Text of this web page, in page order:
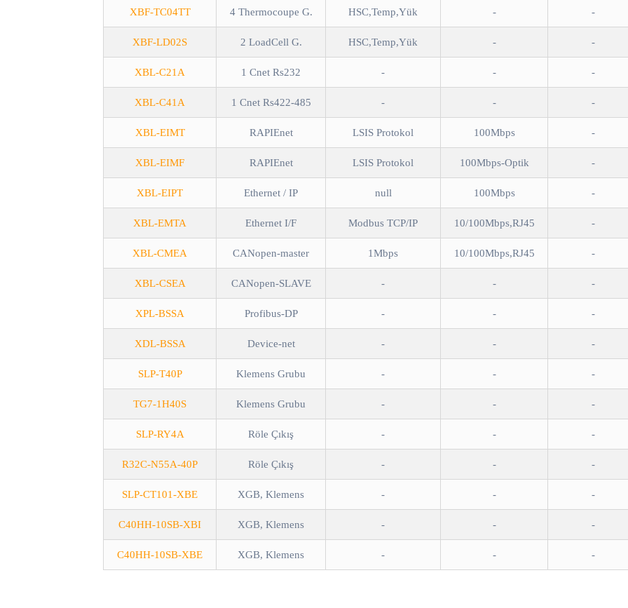
XBF-TC04TT 4 Thermocoupe G. HSC,Temp,Yük - -
XBF-LD02S 2 LoadCell G. HSC,Temp,Yük - -
XBL-C21A 1 Cnet Rs232 - - -
XBL-C41A 1 Cnet Rs422-485 - - -
XBL-EIMT RAPIEnet LSIS Protokol 100Mbps -
XBL-EIMF RAPIEnet LSIS Protokol 100Mbps-Optik -
XBL-EIPT Ethernet / IP null 100Mbps -
XBL-EMTA Ethernet I/F Modbus TCP/IP 10/100Mbps,RJ45 -
XBL-CMEA CANopen-master 1Mbps 10/100Mbps,RJ45 -
XBL-CSEA CANopen-SLAVE - - -
XPL-BSSA Profibus-DP - - -
XDL-BSSA Device-net - - -
SLP-T40P Klemens Grubu - - -
TG7-1H40S Klemens Grubu - - -
SLP-RY4A Röle Çıkış - - -
R32C-N55A-40P Röle Çıkış - - -
SLP-CT101-XBE XGB, Klemens - - -
C40HH-10SB-XBI XGB, Klemens - - -
C40HH-10SB-XBE XGB, Klemens - - -